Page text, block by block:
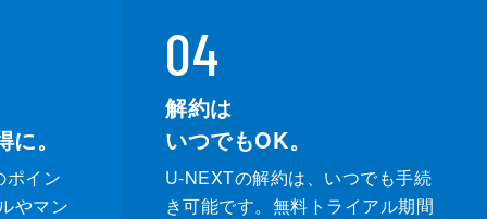
。
ポイン
やマン
04
解約は
いつでもOK。
U-NEXTの解約は、いつでも手続
き可能です。無料トライアル期間